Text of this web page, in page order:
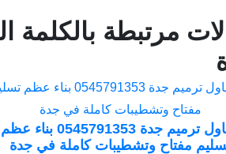
مرتبطة بالكلمة
مقاول ترميم جدة 0545791353 بناء عظم
مفتاح وتشطيبات كاملة في جدة